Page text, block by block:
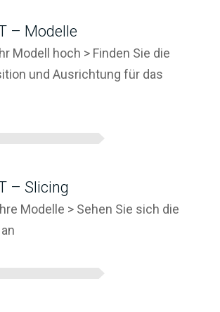
– Modelle
Modell hoch > Finden Sie die
und Ausrichtung für das
– Slicing
Modelle > Sehen Sie sich die